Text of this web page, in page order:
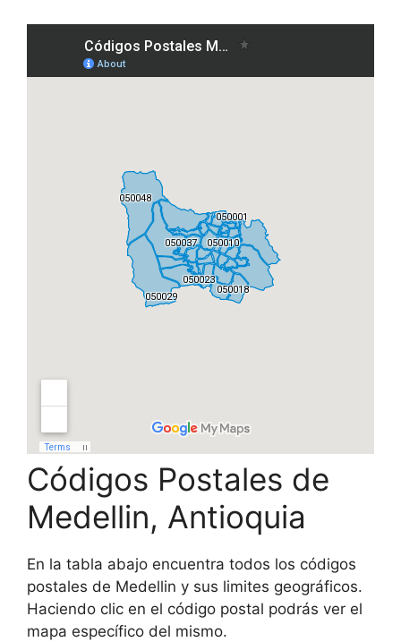
Códigos Postales de
Medellin, Antioquia
En la tabla abajo encuentra todos los códigos
postales de Medellin y sus limites geográficos.
Haciendo clic en el código postal podrás ver el
mapa específico del mismo.